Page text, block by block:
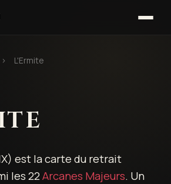
› L'Ermite
est la carte du retrait
les 22Arcanes Majeurs. Un